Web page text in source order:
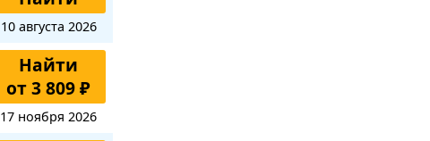
10 августа 2026
Найти
от 3 809 ₽
17 ноября 2026